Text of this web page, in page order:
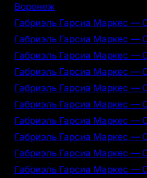
Воронеж
Габриэль Гарсиа Маркес —
Габриэль Гарсиа Маркес —
Габриэль Гарсиа Маркес —
Габриэль Гарсиа Маркес —
Габриэль Гарсиа Маркес —
Габриэль Гарсиа Маркес —
Габриэль Гарсиа Маркес —
Габриэль Гарсиа Маркес —
Габриэль Гарсиа Маркес —
Габриэль Гарсиа Маркес —